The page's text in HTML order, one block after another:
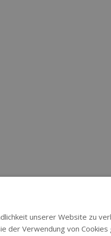
unserer Website zu
der Verwendung von